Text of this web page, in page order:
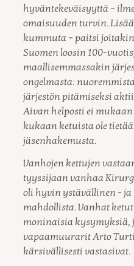
hyväntekeväisyyttä –
omaisuuden turvin.
kummuta – paitsi
Suomen loosin 100-
maallisemmassakin
ongelmasta:
järjestön pitämiseksi
Aivan helposti ei
kukaan ketuista ole
jäsenhakemusta.
Vanhojen kettujen
tyyssijaan vanhaa
oli hyvin ystävällinen -
mahdollista. Vanhat
moninaisia kysymyksiä,
vapaamuurarit Arto
kärsivällisesti vastasivat.